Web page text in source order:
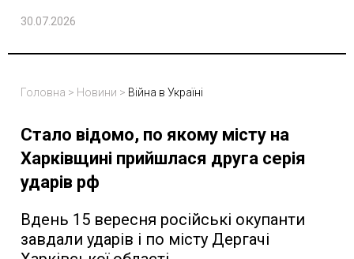
30.07.2026
Головна > Новини > Війна в Україні
Стало відомо, по якому місту на
Харківщині прийшлася друга серія
ударів рф
Вдень 15 вересня російські окупанти
завдали ударів і по місту Дергачі